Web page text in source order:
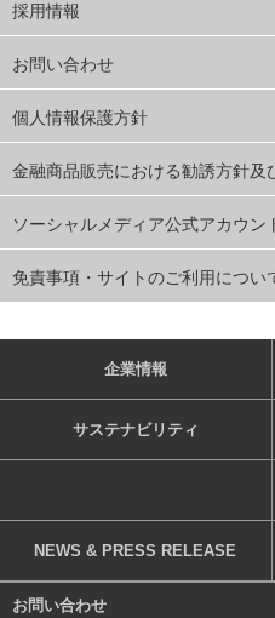
採用情報
お問い合わせ
個人情報保護方針
金融商品販売における勧誘方針及
ソーシャルメディア公式アカウ
免責事項・サイトのご利用につい
企業情報
サステナビリティ
NEWS & PRESS RELEASE
お問い合わせ